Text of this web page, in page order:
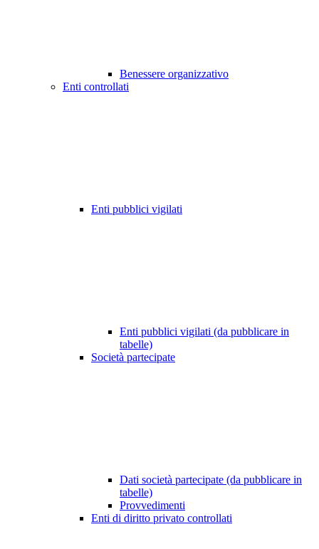
Benessere organizzativo
Enti controllati
Enti pubblici vigilati
Enti pubblici vigilati (da pubblicare in
tabelle)
Società partecipate
Dati società partecipate (da pubblicare in
tabelle)
Provvedimenti
Enti di diritto privato controllati